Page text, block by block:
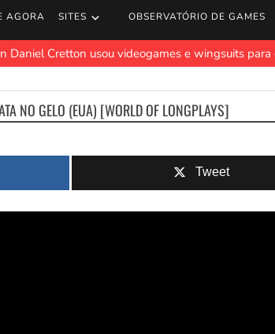
AGORA SITES OBSERVATÓRIO DE GAMES
Daniel Cretton usou videogames e wingsuits
NO GELO (EUA) [WORLD OF LONGPLAYS]
Tweet